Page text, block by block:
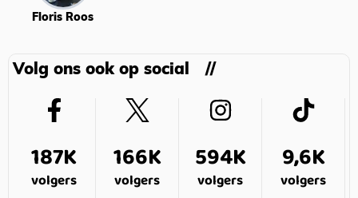
Floris Roos
Volg ons ook op social
187K
volgers
166K
volgers
594K
volgers
9,6K
volgers